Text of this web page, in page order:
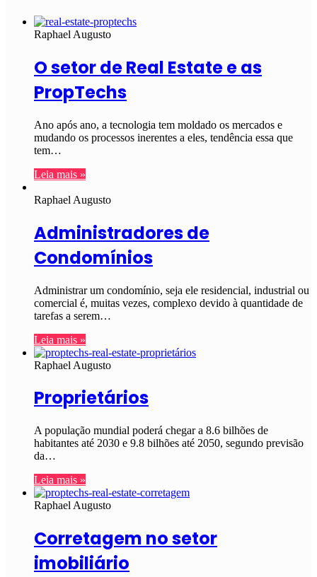
Raphael Augusto
O setor de Real Estate e as
PropTechs
Ano após ano, a tecnologia tem moldado os mercados e
mudando os processos inerentes a eles, tendência essa que
tem…
Leia mais »
Raphael Augusto
Administradores de
Condomínios
Administrar um condomínio, seja ele residencial, industrial ou
comercial é, muitas vezes, complexo devido à quantidade de
tarefas a serem…
Leia mais »
Raphael Augusto
Proprietários
A população mundial poderá chegar a 8.6 bilhões de
habitantes até 2030 e 9.8 bilhões até 2050, segundo previsão
da…
Leia mais »
Raphael Augusto
Corretagem no setor
imobiliário